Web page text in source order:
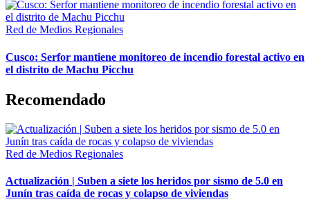
Red de Medios Regionales
Cusco: Serfor mantiene monitoreo de incendio forestal activo en
el distrito de Machu Picchu
Recomendado
Red de Medios Regionales
Actualización | Suben a siete los heridos por sismo de 5.0 en
Junín tras caída de rocas y colapso de viviendas